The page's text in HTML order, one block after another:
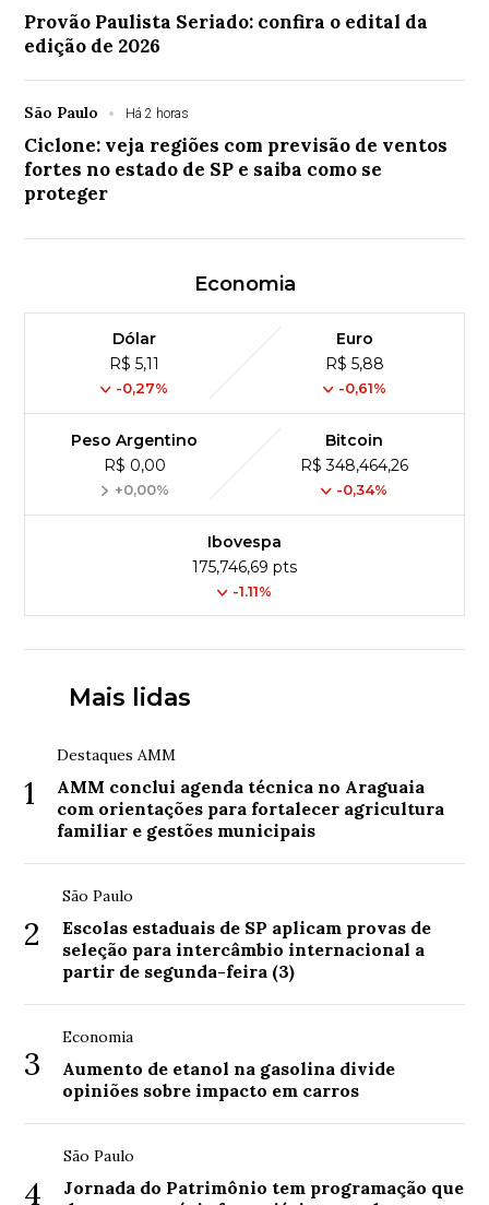
Provão Paulista Seriado: confira o edital da
edição de 2026
São Paulo Há 2 horas
Ciclone: veja regiões com previsão de ventos
fortes no estado de SP e saiba como se
proteger
Economia
Dólar
R$ 5,11
-0,27%
Euro
R$ 5,88
-0,61%
Peso Argentino
R$ 0,00
+0,00%
Bitcoin
R$ 348,464,26
-0,34%
Ibovespa
175,746,69 pts
-1.11%
Mais lidas
1
Destaques AMM
AMM conclui agenda técnica no Araguaia
com orientações para fortalecer agricultura
familiar e gestões municipais
2
São Paulo
Escolas estaduais de SP aplicam provas de
seleção para intercâmbio internacional a
partir de segunda-feira (3)
3
Economia
Aumento de etanol na gasolina divide
opiniões sobre impacto em carros
4
São Paulo
Jornada do Patrimônio tem programação que